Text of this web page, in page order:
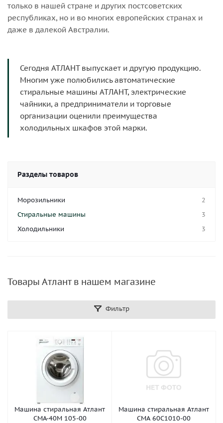
только в нашей стране и других постсоветских
республиках, но и во многих европейских странах и
даже в далекой Австралии.
Сегодня АТЛАНТ выпускает и другую продукцию.
Многим уже полюбились автоматические
стиральные машины АТЛАНТ, электрические
чайники, а предприниматели и торговые
организации оценили преимущества
холодильных шкафов этой марки.
Разделы товаров
Морозильники
2
Стиральные машины
3
Холодильники
3
Товары Атлант в нашем магазине
Фильтр
Машина стиральная Атлант
СМА-40M 105-00
Машина стиральная Атлант
СМА 60С1010-00